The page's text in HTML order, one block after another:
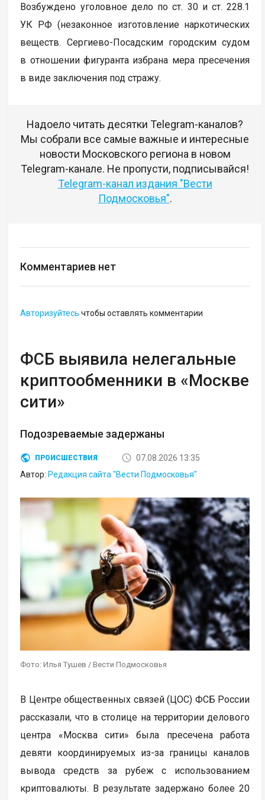
Возбуждено уголовное дело по ст. 30 и ст. 228.1
УК РФ (незаконное изготовление наркотических
веществ. Сергиево-Посадским городским судом
в отношении фигуранта избрана мера пресечения
в виде заключения под стражу.
Надоело читать десятки Telegram-каналов?
Мы собрали все самые важные и интересные
новости Московского региона в новом
Telegram-канале. Не пропусти, подписывайся!
Telegram-канал издания "Вести
Подмосковья".
Комментариев нет
Авторизуйтесь чтобы оставлять комментарии
ФСБ выявила нелегальные
криптообменники в «Москве
сити»
Подозреваемые задержаны
ПРОИСШЕСТВИЯ
07.08.2026 13:35
Автор: Редакция сайта "Вести Подмосковья"
Фото: Илья Тушев / Вести Подмосковья
В Центре общественных связей (ЦОС) ФСБ России
рассказали, что в столице на территории делового
центра «Москва сити» была пресечена работа
девяти координируемых из-за границы каналов
вывода средств за рубеж с использованием
криптовалюты. В результате задержано более 20